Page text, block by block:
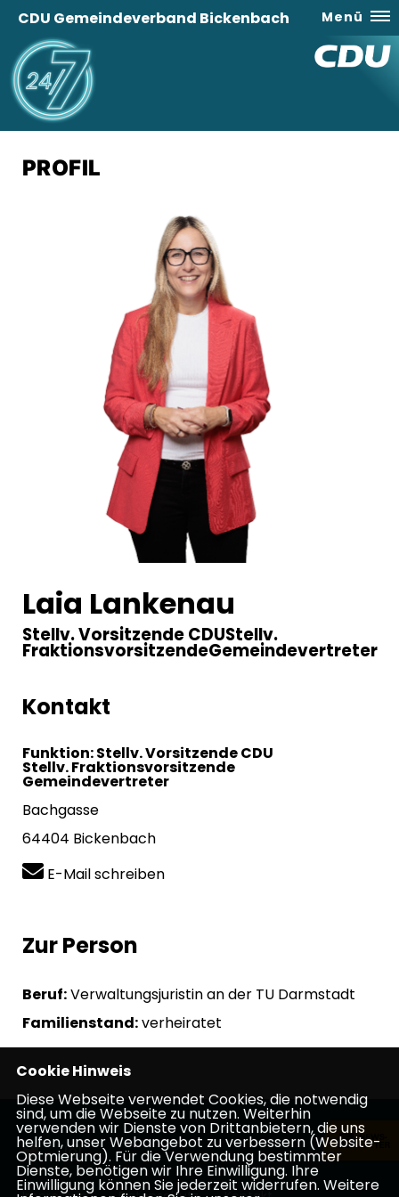
CDU Gemeindeverband Bickenbach Menü
PROFIL
Laia Lankenau
Stellv. Vorsitzende CDUStellv.
FraktionsvorsitzendeGemeindevertreter
Kontakt
Funktion: Stellv. Vorsitzende CDU
Stellv. Fraktionsvorsitzende
Gemeindevertreter
Bachgasse
64404 Bickenbach
E-Mail schreiben
Zur Person
Beruf:Verwaltungsjuristin an der TU Darmstadt
Familienstand:verheiratet
Cookie Hinweis
Diese Webseite verwendet Cookies, die notwendig
sind, um die Webseite zu nutzen. Weiterhin
verwenden wir Dienste von Drittanbietern, die uns
helfen, unser Webangebot zu verbessern (Website-
Optmierung). Für die Verwendung bestimmter
Dienste, benötigen wir Ihre Einwilligung. Ihre
Einwilligung können Sie jederzeit widerrufen. Weitere